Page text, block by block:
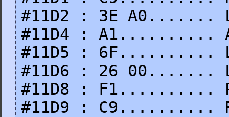
#11D2 : 3E A0.......
#11D4 : A1..........
#11D5 : 6F..........
#11D6 : 26 00.......
#11D8 : F1..........
#11D9 : C9..........